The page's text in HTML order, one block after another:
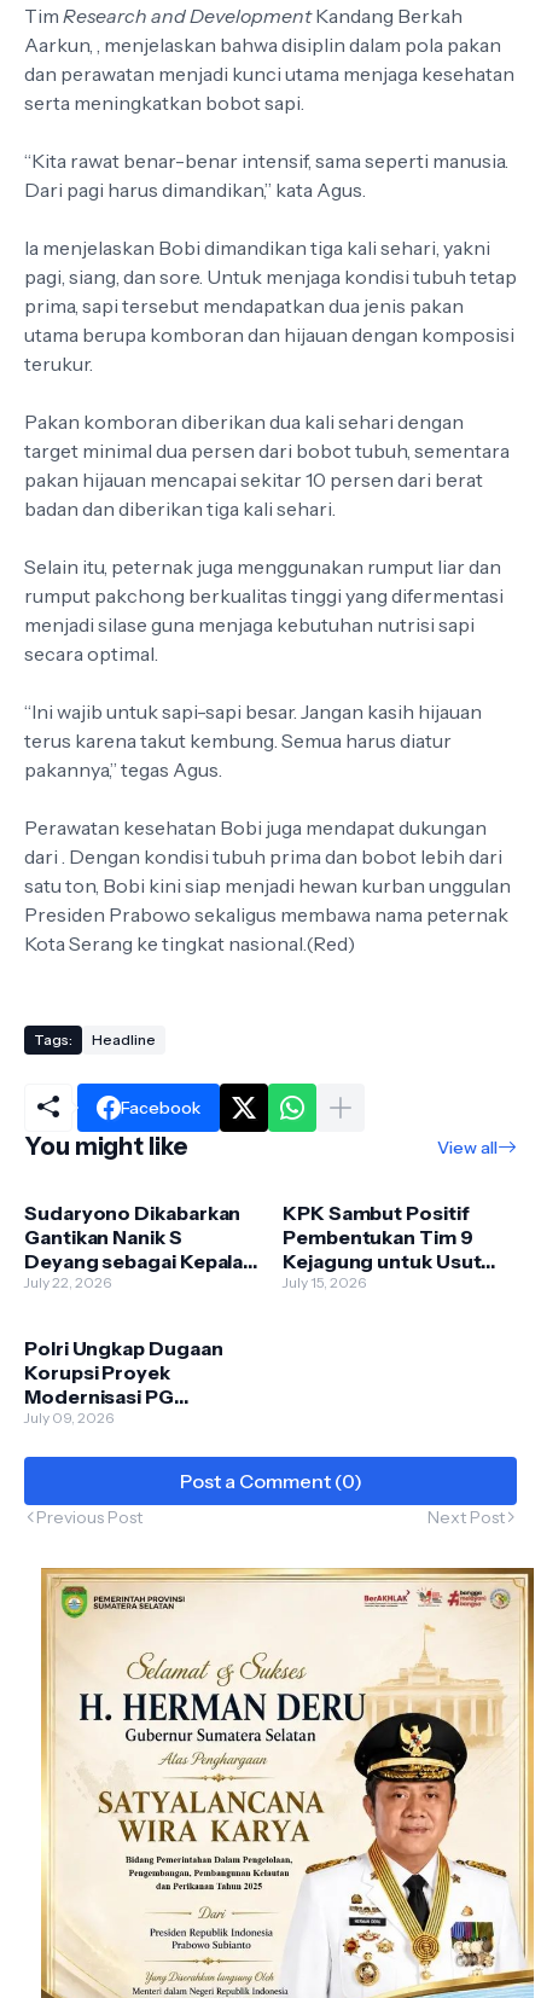
Tim Research and DevelopmentKandang Berkah
Aarkun, , menjelaskan bahwa disiplin dalam pola pakan
dan perawatan menjadi kunci utama menjaga kesehatan
serta meningkatkan bobot sapi.
“Kita rawat benar-benar intensif, sama seperti manusia.
Dari pagi harus dimandikan,” kata Agus.
Ia menjelaskan Bobi dimandikan tiga kali sehari, yakni
pagi, siang, dan sore. Untuk menjaga kondisi tubuh tetap
prima, sapi tersebut mendapatkan dua jenis pakan
utama berupa komboran dan hijauan dengan komposisi
terukur.
Pakan komboran diberikan dua kali sehari dengan
target minimal dua persen dari bobot tubuh, sementara
pakan hijauan mencapai sekitar 10 persen dari berat
badan dan diberikan tiga kali sehari.
Selain itu, peternak juga menggunakan rumput liar dan
rumput pakchong berkualitas tinggi yang difermentasi
menjadi silase guna menjaga kebutuhan nutrisi sapi
secara optimal.
“Ini wajib untuk sapi-sapi besar. Jangan kasih hijauan
terus karena takut kembung. Semua harus diatur
pakannya,” tegas Agus.
Perawatan kesehatan Bobi juga mendapat dukungan
dari . Dengan kondisi tubuh prima dan bobot lebih dari
satu ton, Bobi kini siap menjadi hewan kurban unggulan
Presiden Prabowo sekaligus membawa nama peternak
Kota Serang ke tingkat nasional.(Red)
Tags: Headline
Facebook
You might like View all
Sudaryono Dikabarkan
Gantikan Nanik S
Deyang sebagai Kepala
BGN, Istana Masih
July 22, 2026
KPK Sambut Positif
Pembentukan Tim 9
Kejagung untuk Usut
Kasus Febrie Adriansyah
July 15, 2026
Polri Ungkap Dugaan
Korupsi Proyek
Modernisasi PG
Assembagoes, Kerugian
July 09, 2026
Post a Comment (0)
Previous Post Next Post